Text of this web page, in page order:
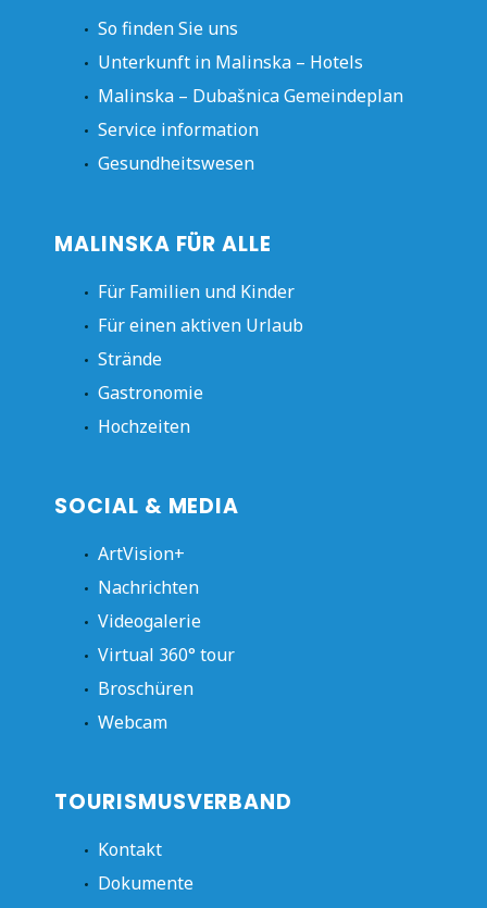
So finden Sie uns
Unterkunft in Malinska – Hotels
Malinska – Dubašnica Gemeindeplan
Service information
Gesundheitswesen
MALINSKA FÜR ALLE
Für Familien und Kinder
Für einen aktiven Urlaub
Strände
Gastronomie
Hochzeiten
SOCIAL & MEDIA
ArtVision+
Nachrichten
Videogalerie
Virtual 360° tour
Broschüren
Webcam
TOURISMUSVERBAND
Kontakt
Dokumente